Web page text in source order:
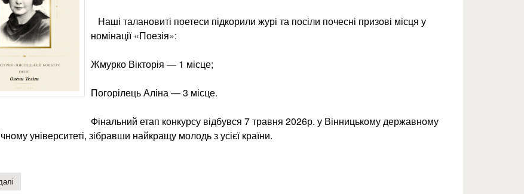
Наші талановиті поетеси підкорили журі та посіли почесні призові місця у
номінації «Поезія»:
Жмурко Вікторія — 1 місце;
Погорілець Аліна — 3 місце.
Фінальний етап конкурсу відбувся 7 травня 2026р. у Вінницькому державному
університеті, зібравши найкращу молодь з усієї країни.